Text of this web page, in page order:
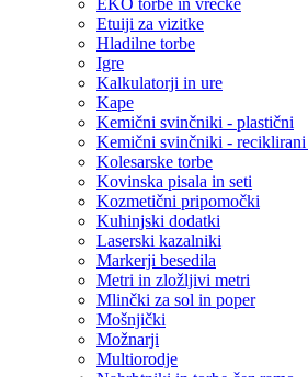
EKO torbe in vrečke
Etuiji za vizitke
Hladilne torbe
Igre
Kalkulatorji in ure
Kape
Kemični svinčniki - plastični
Kemični svinčniki -
Kolesarske torbe
Kovinska pisala in seti
Kozmetični pripomočki
Kuhinjski dodatki
Laserski kazalniki
Markerji besedila
Metri in zložljivi metri
Mlinčki za sol in poper
Mošnjički
Možnarji
Multiorodje